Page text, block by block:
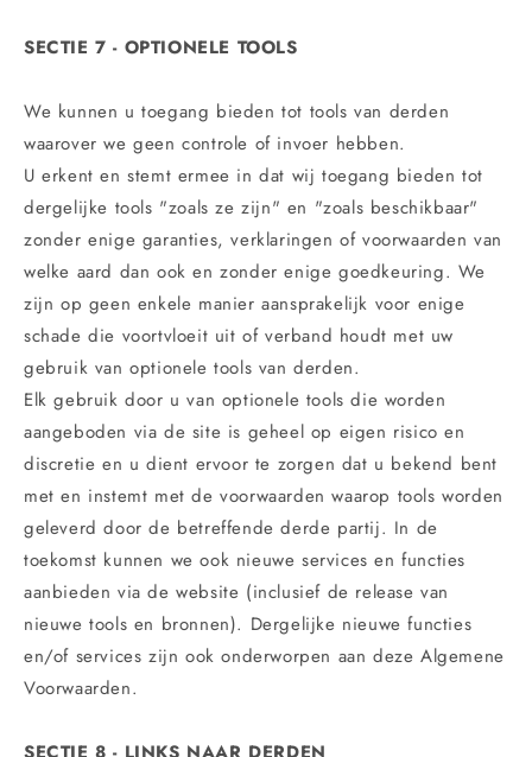
SECTIE 7 - OPTIONELE TOOLS
We kunnen u toegang bieden tot tools van derden
waarover we geen controle of invoer hebben.
U erkent en stemt ermee in dat wij toegang bieden tot
dergelijke tools "zoals ze zijn" en "zoals beschikbaar"
zonder enige garanties, verklaringen of voorwaarden van
welke aard dan ook en zonder enige goedkeuring. We
zijn op geen enkele manier aansprakelijk voor enige
schade die voortvloeit uit of verband houdt met uw
gebruik van optionele tools van derden.
Elk gebruik door u van optionele tools die worden
aangeboden via de site is geheel op eigen risico en
discretie en u dient ervoor te zorgen dat u bekend bent
met en instemt met de voorwaarden waarop tools worden
geleverd door de betreffende derde partij. In de
toekomst kunnen we ook nieuwe services en functies
aanbieden via de website (inclusief de release van
nieuwe tools en bronnen). Dergelijke nieuwe functies
en/of services zijn ook onderworpen aan deze Algemene
Voorwaarden.
SECTIE 8 - LINKS NAAR DERDEN